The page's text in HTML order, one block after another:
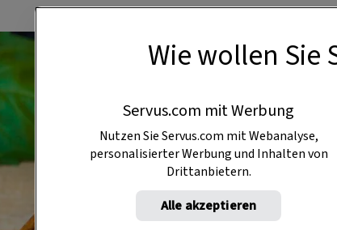
Wie wollen Sie
Servus.com mit Werbung
Nutzen Sie Servus.com mit Webanalyse,
personalisierter Werbung und Inhalten von
Drittanbietern.
Alle akzeptieren